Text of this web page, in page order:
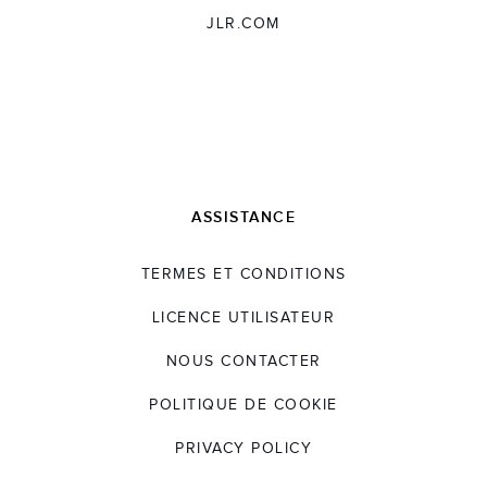
JLR.COM
ASSISTANCE
TERMES ET CONDITIONS
LICENCE UTILISATEUR
NOUS CONTACTER
POLITIQUE DE COOKIE
PRIVACY POLICY